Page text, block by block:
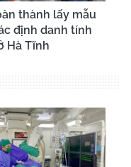
thành lấy mẫu
định danh tính
Hà Tĩnh